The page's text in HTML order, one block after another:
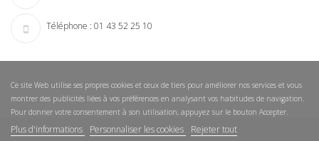
Téléphone : 01 43 52 25 10
Ce site Web utilise ses propres cookies et ceux de tiers pour améliorer nos services et vous
montrer des publicités liées à vos préférences en analysant vos habitudes de navigation.
Pour donner votre consentement à son utilisation, appuyez sur le bouton Accepter.
Plus d'informations Personnaliser les cookies Rejeter tout